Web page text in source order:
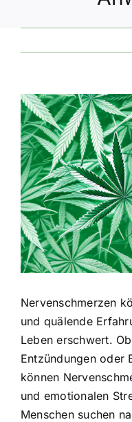
Zeige
grösseres
Bild
Nervenschmerzen
und quälende
Leben erschwert.
Entzündungen oder
können
und emotionalen
Menschen suchen